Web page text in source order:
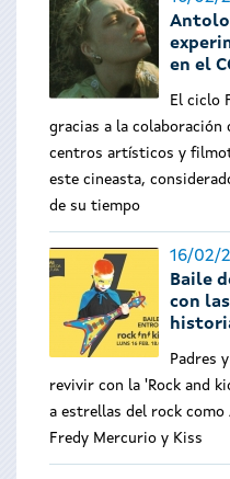
en el
El ciclo
gracias a la colaboración
centros artísticos y
este cineasta,
de su tiempo
16/02/
Baile
con
Padres
revivir con la 'Rock and
a estrellas del rock como
Fredy Mercurio y Kiss